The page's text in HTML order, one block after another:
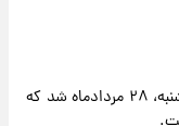
در این میان، بازار سکه در حالی وارد روز سه‌شنبه، ۲۸ مردادماه شد که